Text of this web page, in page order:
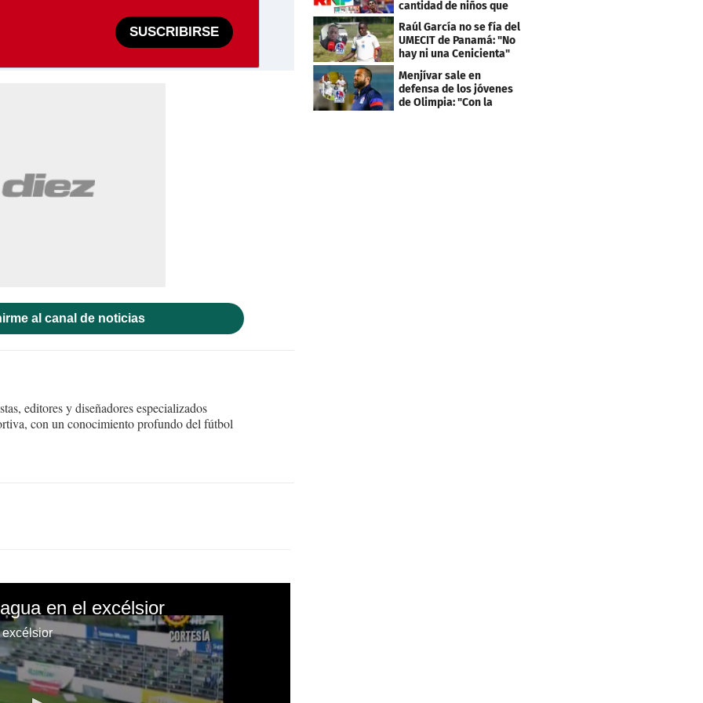
SUSCRIBIRSE
al canal de noticias
editores y diseñadores especializados
con un conocimiento profundo del fútbol
en el excélsior
cantidad de niños que
llevan sus nombres
Raúl García no se fía del
UMECIT de Panamá: "No
hay ni una Cenicienta"
Menjívar sale en
defensa de los jóvenes
de Olimpia: "Con la